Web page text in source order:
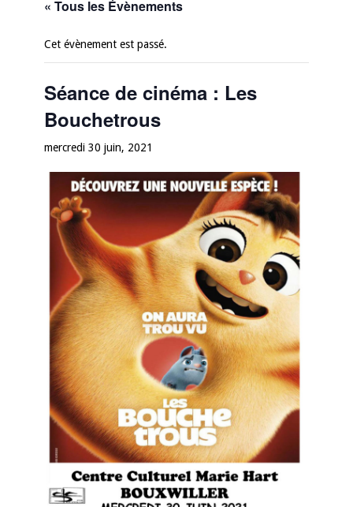
« Tous les Évènements
Cet évènement est passé.
Séance de cinéma : Les
Bouchetrous
mercredi 30 juin, 2021